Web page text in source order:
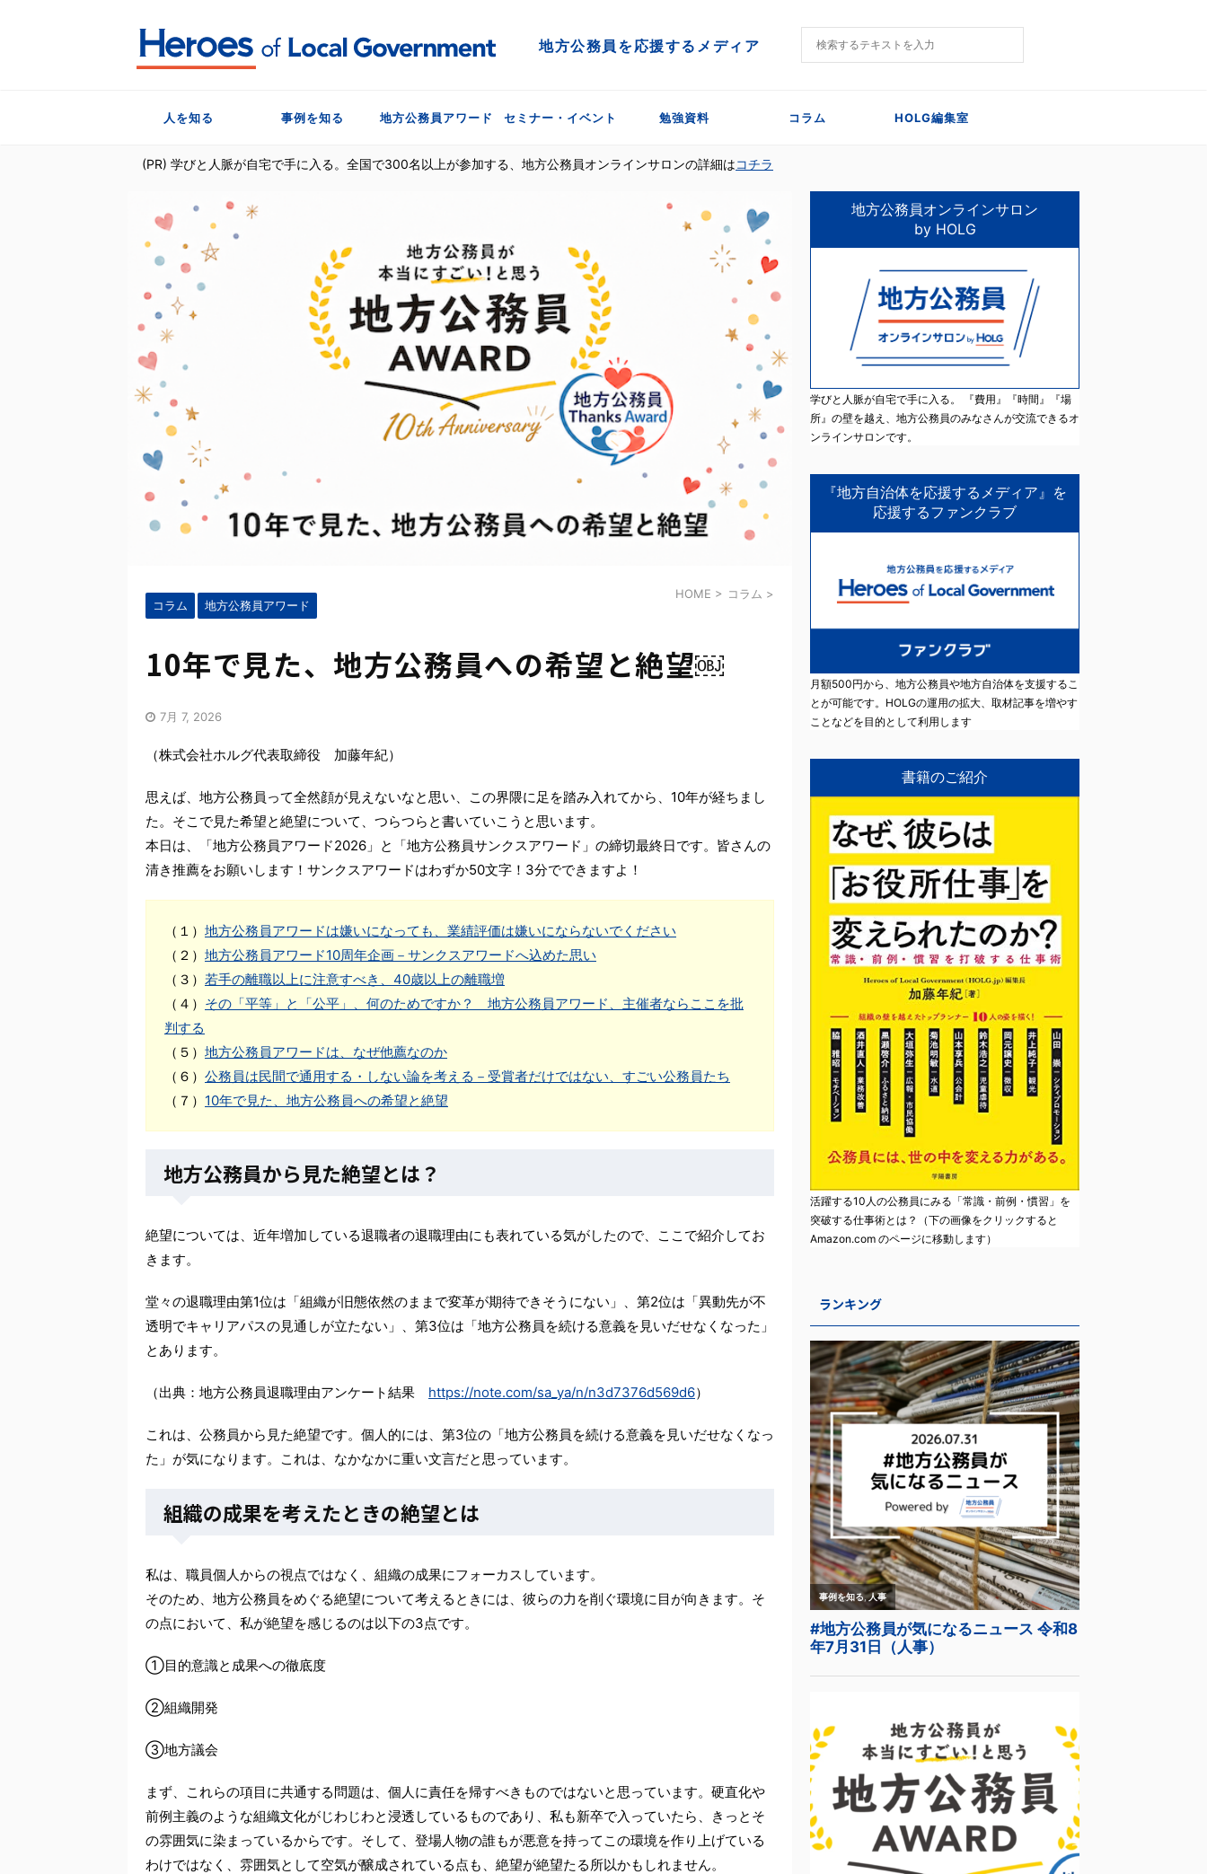
地方公務員を応援するメディア
人を知る 事例を知る 地方公務員アワード セミナー・イベント 勉強資料 コラム HOLG編集室
(PR) 学びと人脈が自宅で手に入る。全国で300名以上が参加する、地方公務員オンラインサロンの詳細はコチラ
HOME > コラム >
コラム
地方公務員アワード
10年で見た、地方公務員への希望と絶望￼
7月 7, 2026
（株式会社ホルグ代表取締役 加藤年紀）
思えば、地方公務員って全然顔が見えないなと思い、この界隈に足を踏み入れてから、10年が経ちまし
た。そこで見た希望と絶望について、つらつらと書いていこうと思います。
本日は、「地方公務員アワード2026」と「地方公務員サンクスアワード」の締切最終日です。皆さんの
清き推薦をお願いします！サンクスアワードはわずか50文字！3分でできますよ！
（１） 地方公務員アワードは嫌いになっても、業績評価は嫌いにならないでください
（２） 地方公務員アワード10周年企画－サンクスアワードへ込めた思い
（３） 若手の離職以上に注意すべき、40歳以上の離職増
（４） その「平等」と「公平」、何のためですか？ 地方公務員アワード、主催者ならここを批
判する
（５） 地方公務員アワードは、なぜ他薦なのか
（６） 公務員は民間で通用する・しない論を考える－受賞者だけではない、すごい公務員たち
（７） 10年で見た、地方公務員への希望と絶望
地方公務員から見た絶望とは？
絶望については、近年増加している退職者の退職理由にも表れている気がしたので、ここで紹介してお
きます。
堂々の退職理由第1位は「組織が旧態依然のままで変革が期待できそうにない」、第2位は「異動先が不
透明でキャリアパスの見通しが立たない」、第3位は「地方公務員を続ける意義を見いだせなくなった」
とあります。
（出典：地方公務員退職理由アンケート結果 https://note.com/sa_ya/n/n3d7376d569d6）
これは、公務員から見た絶望です。個人的には、第3位の「地方公務員を続ける意義を見いだせなくなっ
た」が気になります。これは、なかなかに重い文言だと思っています。
組織の成果を考えたときの絶望とは
私は、職員個人からの視点ではなく、組織の成果にフォーカスしています。
そのため、地方公務員をめぐる絶望について考えるときには、彼らの力を削ぐ環境に目が向きます。そ
の点において、私が絶望を感じるのは以下の3点です。
①目的意識と成果への徹底度
②組織開発
③地方議会
まず、これらの項目に共通する問題は、個人に責任を帰すべきものではないと思っています。硬直化や
前例主義のような組織文化がじわじわと浸透しているものであり、私も新卒で入っていたら、きっとそ
の雰囲気に染まっているからです。そして、登場人物の誰もが悪意を持ってこの環境を作り上げている
わけではなく、雰囲気として空気が醸成されている点も、絶望が絶望たる所以かもしれません。
地方公務員オンラインサロン
by HOLG
学びと人脈が自宅で手に入る。 『費用』『時間』『場
所』の壁を越え、地方公務員のみなさんが交流できるオ
ンラインサロンです。
『地方自治体を応援するメディア』を
応援するファンクラブ
月額500円から、地方公務員や地方自治体を支援するこ
とが可能です。HOLGの運用の拡大、取材記事を増やす
ことなどを目的として利用します
書籍のご紹介
活躍する10人の公務員にみる「常識・前例・慣習」を
突破する仕事術とは？（下の画像をクリックすると
Amazon.com のページに移動します）
ランキング